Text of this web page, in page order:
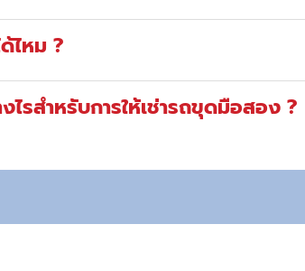
ไหม ?
ไรสำหรับการให้เช่ารถขุดมือสอง ?